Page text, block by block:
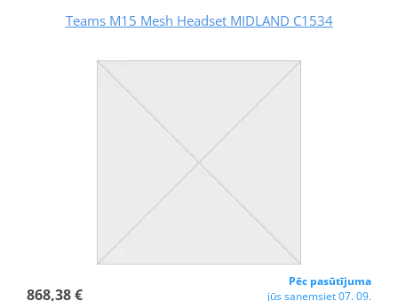
Teams M15 Mesh Headset MIDLAND C1534
868,38 €
Pēc pasūtījuma
jūs saņemsiet 07. 09.